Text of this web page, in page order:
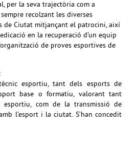
per la seva trajectòria com a
recolzant les diverses
de Ciutat mitjançant el patrocini, així
en la recuperació d’un equip
de proves esportives de
esportiu, tant dels esports de
base o formatiu, valorant tant
esportiu, com de la transmissió de
l’esport i la ciutat. S’han concedit